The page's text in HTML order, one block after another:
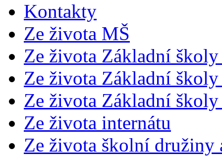
Kontakty
Ze života MŠ
Ze života Základní
Ze života Základní
Ze života Základní
Ze života internátu
Ze života školní družiny